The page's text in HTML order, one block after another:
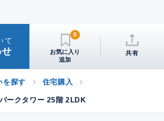
て
0
共有
を探す 住宅購入
ークタワー 25階 2LDK